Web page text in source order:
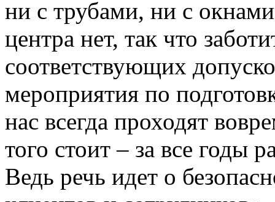
ни с трубами, ни с
центра нет, так что
соответствующих
мероприятия по
нас всегда проходят
того стоит – за все годы
Ведь речь идет о